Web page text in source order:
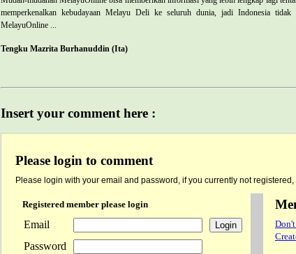
memperkenalkan kebudayaan Melayu Deli ke seluruh dunia, jadi Indonesia tidak
MelayuOnline ...
Tengku Mazrita Burhanuddin (Ita)
Insert your comment here :
Please login to comment
Please login with your email and password, if you currently not
Registered member please login
Email
Password